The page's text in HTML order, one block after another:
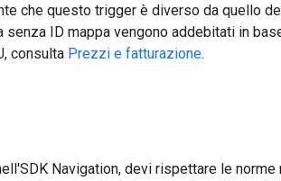
che questo trigger è diverso da quello
senza ID mappa vengono addebitati in
consulta Prezzi e fatturazione.
Navigation, devi rispettare le